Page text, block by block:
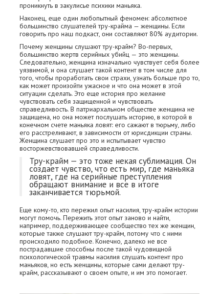
проникнуть в закулисье психики маньяка.
Наконец, еще один любопытный феномен: абсолютное
большинство слушателей тру-крайма — женщины. Если
говорить про наш подкаст, они составляют 80% аудитории.
Почему женщины слушают тру-крайм? Во-первых,
большинство жертв серийных убийц — это женщины.
Следовательно, женщина изначально чувствует себя более
уязвимой, и она слушает такой контент в том числе для
того, чтобы проработать свои страхи, узнать больше про то,
как может произойти ужасное и что она может в этой
ситуации сделать. Это еще история про желание
чувствовать себя защищенной и чувствовать
справедливость. В патриархальном обществе женщина не
защищена, но она может послушать историю, в которой в
конечном счете маньяка ловят: его сажают в тюрьму, либо
его расстреливают, в зависимости от юрисдикции страны.
Женщина слушает про это и испытывает чувство
восторжевствовавшей справедливости.
Тру-крайм — это тоже некая сублимация. Он
создает чувство, что есть мир, где маньяка
ловят, где на серийные преступления
обращают внимание и все в итоге
заканчивается тюрьмой.
Еще кому-то, кто пережил опыт насилия, тру-крайм истории
могут помочь. Пережить этот опыт заново и найти,
например, поддерживающее сообщество тех же женщин,
которые также слушают тру-крайм, потому что с ними
происходило подобное. Конечно, далеко не все
пострадавшие способны после такой чудовищной
психологической травмы насилия слушать контент про
маньяков, но есть женщины, которые сами делают тру-
крайм, рассказывают о своем опыте, и им это помогает.